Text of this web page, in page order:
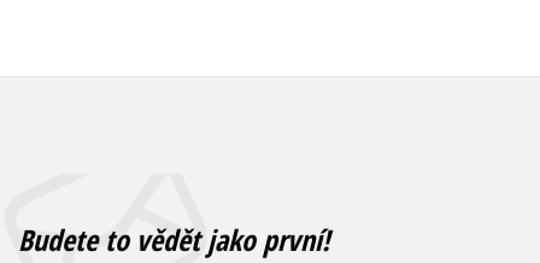
Budete to vědět jako první!